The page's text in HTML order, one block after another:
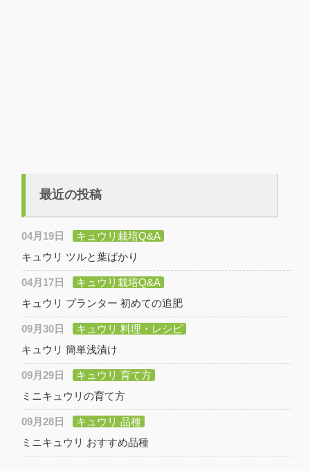
最近の投稿
04月19日
キュウリ栽培Q&A
キュウリ ツルと葉ばかり
04月17日
キュウリ栽培Q&A
キュウリ プランター 初めての追肥
09月30日
キュウリ 料理・レシピ
キュウリ 簡単浅漬け
09月29日
キュウリ 育て方
ミニキュウリの育て方
09月28日
キュウリ 品種
ミニキュウリ おすすめ品種